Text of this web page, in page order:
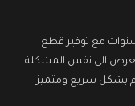
سنوات مع توفير قطع
الى نفس المشكلة
بشكل سريع ومتميز.